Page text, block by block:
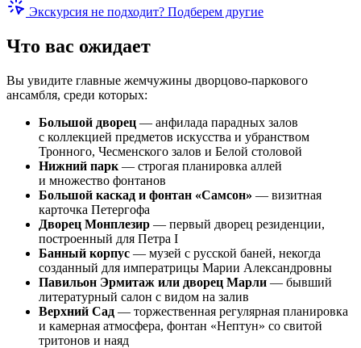
Экскурсия не подходит? Подберем другие
Что вас ожидает
Вы увидите главные жемчужины дворцово-паркового
ансамбля, среди которых:
Большой дворец — анфилада парадных залов
с коллекцией предметов искусства и убранством
Тронного, Чесменского залов и Белой столовой
Нижний парк — строгая планировка аллей
и множество фонтанов
Большой каскад и фонтан «Самсон» — визитная
карточка Петергофа
Дворец Монплезир — первый дворец резиденции,
построенный для Петра I
Банный корпус — музей с русской баней, некогда
созданный для императрицы Марии Александровны
Павильон Эрмитаж или дворец Марли — бывший
литературный салон с видом на залив
Верхний Сад — торжественная регулярная планировка
и камерная атмосфера, фонтан «Нептун» со свитой
тритонов и наяд